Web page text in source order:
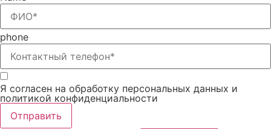
phone
Я согласен на обработку персональных данных и
политикой конфиденциальности
Отправить